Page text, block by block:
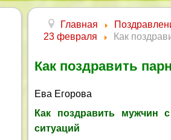
Главная
23 февраля
Как
Как поздравить
Ева Егорова
Как поздравить мужчин
ситуаций